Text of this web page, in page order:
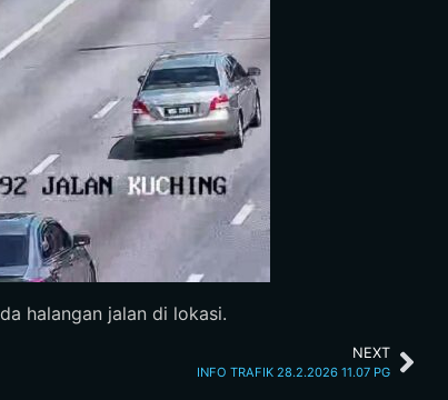
halangan jalan di lokasi.
NEXT
INFO TRAFIK 28.2.2026 11.07 PG